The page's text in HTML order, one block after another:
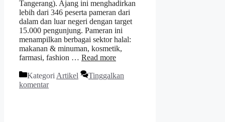
Tangerang). Ajang ini menghadirkan
lebih dari 346 peserta pameran dari
dalam dan luar negeri dengan target
15.000 pengunjung. Pameran ini
menampilkan berbagai sektor halal:
makanan & minuman, kosmetik,
farmasi, fashion … Read more
Kategori Artikel
Tinggalkan
komentar